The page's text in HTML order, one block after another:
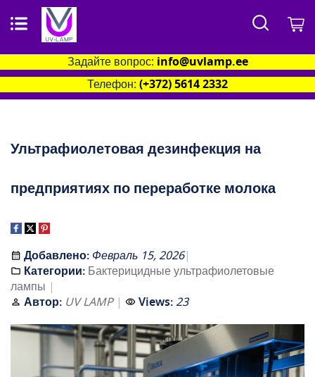
Поиск
Задайте вопрос: info@uvlamp.ee
Телефон: (+372) 5614 2332
Ультрафиолетовая дезинфекция на
предприятиях по переработке молока
Добавлено: Февраль 15, 2026
Категории: Бактерицидные ультрафиолетовые
лампы
Автор: UV LAMP Views:23